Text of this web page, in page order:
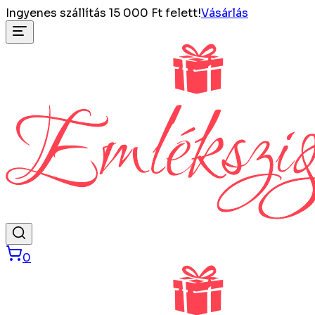
Ingyenes szállítás 15 000 Ft felett!Vásárlás
0